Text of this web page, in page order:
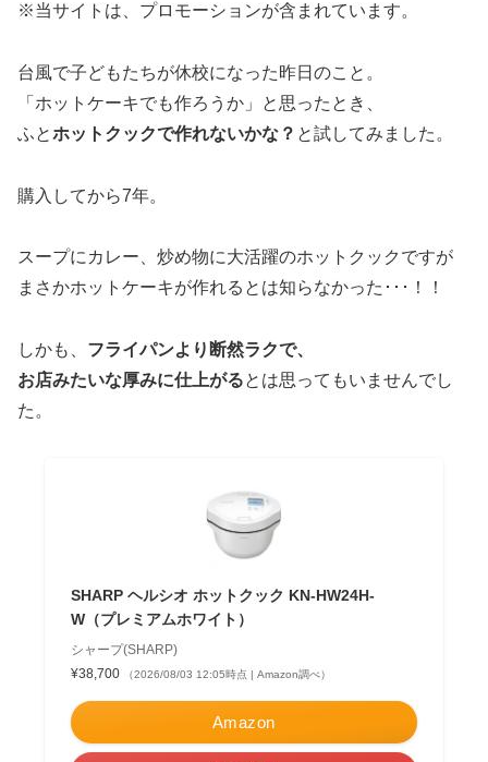
※当サイトは、プロモーションが含まれています。
台風で子どもたちが休校になった昨日のこと。
「ホットケーキでも作ろうか」と思ったとき、
ふとホットクックで作れないかな？ と試してみました。
購入してから7年。
スープにカレー、炒め物に大活躍のホットクックですが
まさかホットケーキが作れるとは知らなかった･･･！！
しかも、 フライパンより断然ラクで、
お店みたいな厚みに仕上がるとは思ってもいませんでし
た。
SHARP ヘルシオ ホットクック KN-HW24H-
W（プレミアムホワイト）
シャープ(SHARP)
¥38,700
（2026/08/03 12:05時点 | Amazon調べ）
Amazon